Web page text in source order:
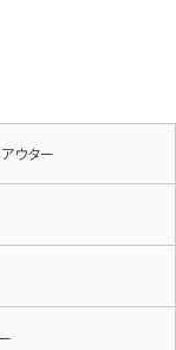
アウター